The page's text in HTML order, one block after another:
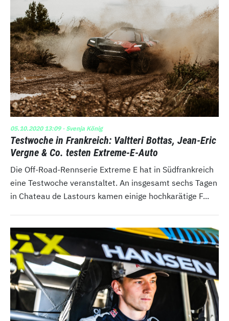
05.10.2020 13:09· Svenja König
Testwoche in Frankreich: Valtteri Bottas, Jean-Eric
Vergne & Co. testen Extreme-E-Auto
Die Off-Road-Rennserie Extreme E hat in Südfrankreich
eine Testwoche veranstaltet. An insgesamt sechs Tagen
in Chateau de Lastours kamen einige hochkarätige F...